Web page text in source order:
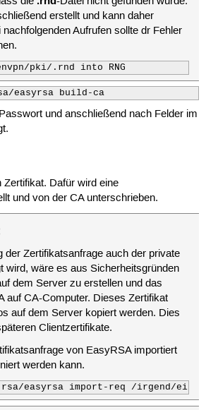
erstellt und kann daher
Aufrufen sollte dr Fehler
pki/.rnd into RNG
easyrsa build-ca
und anschließend nach Felder im
Dafür wird eine
und von der CA unterschrieben.
der Zertifikatsanfrage auch der private
wird, wäre es aus Sicherheitsgründen
dem Server zu erstellen und das
auf CA-Computer. Dieses Zertifikat
auf dem Server kopiert werden. Dies
Clientzertifikate.
von EasyRSA importiert
werden kann.
easyrsa import-req /irgend/ein/